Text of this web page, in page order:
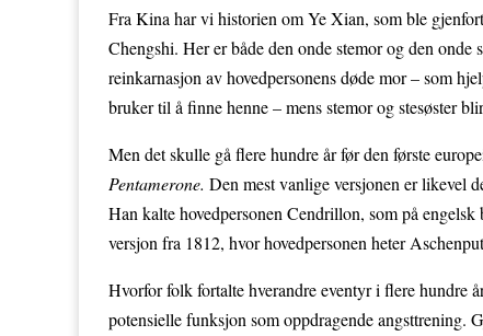
Fra Kina har vi historien om Ye Xian, som ble
Chengshi. Her er både den onde stemor og den
reinkarnasjon av hovedpersonens døde mor – som
bruker til å finne henne – mens stemor og stesøster
Men det skulle gå flere hundre år før den første
Pentamerone. Den mest vanlige versjonen er likevel
Han kalte hovedpersonen Cendrillon, som på
versjon fra 1812, hvor hovedpersonen heter
Hvorfor folk fortalte hverandre eventyr i flere hundre
potensielle funksjon som oppdragende angsttrening.